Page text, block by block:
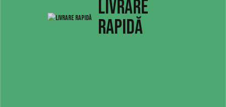
LIVRARE
RAPIDĂ